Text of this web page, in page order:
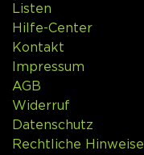
Listen
Hilfe-Center
Kontakt
Impressum
AGB
Widerruf
Datenschutz
Rechtliche Hinweise